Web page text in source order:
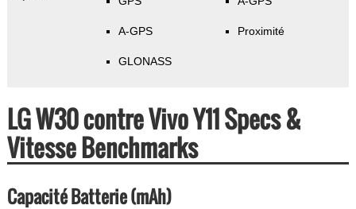
A-GPS
GLONASS
Proximité
LG W30 contre Vivo Y11 Specs &
Vitesse Benchmarks
Capacité Batterie (mAh)